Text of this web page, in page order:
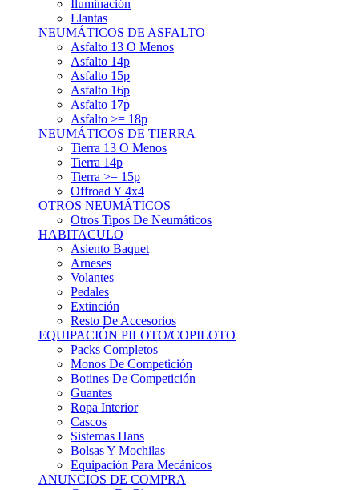
Iluminación
Llantas
NEUMÁTICOS DE ASFALTO
Asfalto 13 O Menos
Asfalto 14p
Asfalto 15p
Asfalto 16p
Asfalto 17p
Asfalto >= 18p
NEUMÁTICOS DE TIERRA
Tierra 13 O Menos
Tierra 14p
Tierra >= 15p
Offroad Y 4x4
OTROS NEUMÁTICOS
Otros Tipos De Neumáticos
HABITACULO
Asiento Baquet
Arneses
Volantes
Pedales
Extinción
Resto De Accesorios
EQUIPACIÓN PILOTO/COPILOTO
Packs Completos
Monos De Competición
Botines De Competición
Guantes
Ropa Interior
Cascos
Sistemas Hans
Bolsas Y Mochilas
Equipación Para Mecánicos
ANUNCIOS DE COMPRA